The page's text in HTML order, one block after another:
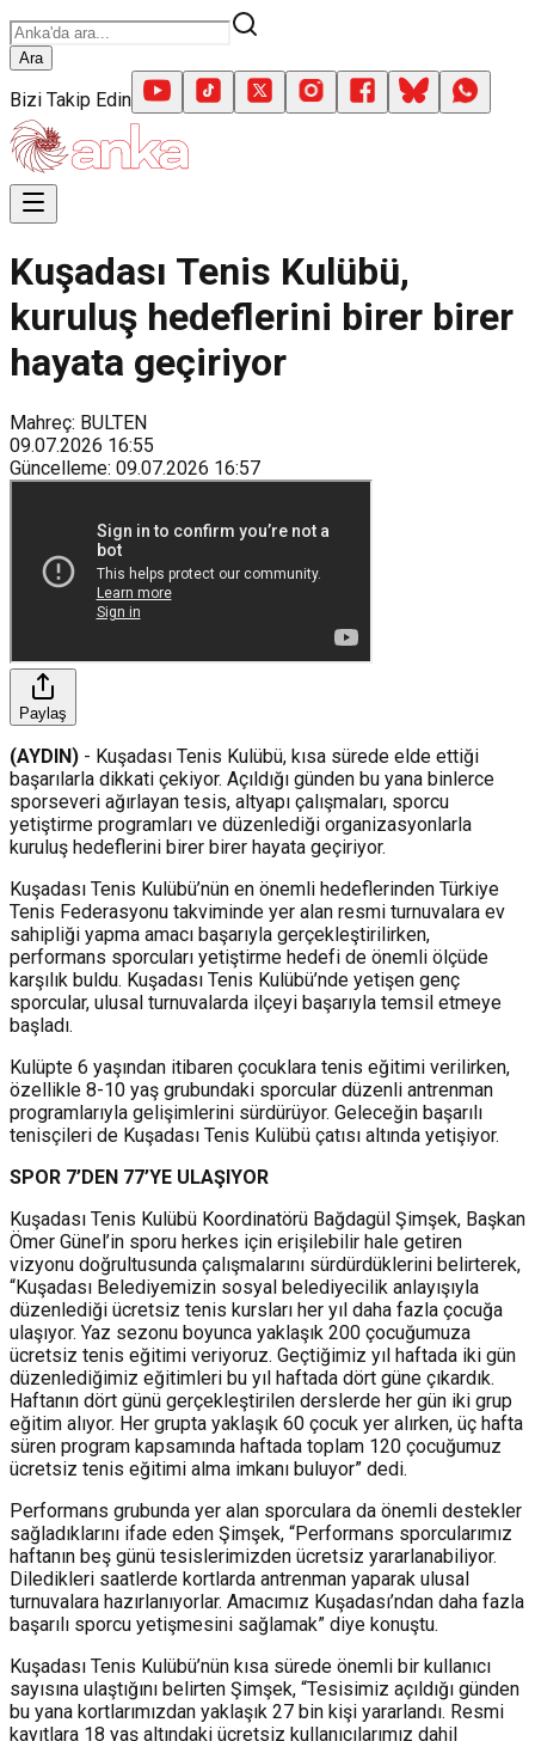
Ara
Bizi Takip Edin
Kuşadası Tenis Kulübü,
kuruluş hedeflerini birer birer
hayata geçiriyor
Mahreç: BULTEN
09.07.2026 16:55
Güncelleme: 09.07.2026 16:57
Paylaş
(AYDIN) - Kuşadası Tenis Kulübü, kısa sürede elde ettiği
başarılarla dikkati çekiyor. Açıldığı günden bu yana binlerce
sporseveri ağırlayan tesis, altyapı çalışmaları, sporcu
yetiştirme programları ve düzenlediği organizasyonlarla
kuruluş hedeflerini birer birer hayata geçiriyor.
Kuşadası Tenis Kulübü’nün en önemli hedeflerinden Türkiye
Tenis Federasyonu takviminde yer alan resmi turnuvalara ev
sahipliği yapma amacı başarıyla gerçekleştirilirken,
performans sporcuları yetiştirme hedefi de önemli ölçüde
karşılık buldu. Kuşadası Tenis Kulübü’nde yetişen genç
sporcular, ulusal turnuvalarda ilçeyi başarıyla temsil etmeye
başladı.
Kulüpte 6 yaşından itibaren çocuklara tenis eğitimi verilirken,
özellikle 8-10 yaş grubundaki sporcular düzenli antrenman
programlarıyla gelişimlerini sürdürüyor. Geleceğin başarılı
tenisçileri de Kuşadası Tenis Kulübü çatısı altında yetişiyor.
SPOR 7’DEN 77’YE ULAŞIYOR
Kuşadası Tenis Kulübü Koordinatörü Bağdagül Şimşek, Başkan
Ömer Günel’in sporu herkes için erişilebilir hale getiren
vizyonu doğrultusunda çalışmalarını sürdürdüklerini belirterek,
“Kuşadası Belediyemizin sosyal belediyecilik anlayışıyla
düzenlediği ücretsiz tenis kursları her yıl daha fazla çocuğa
ulaşıyor. Yaz sezonu boyunca yaklaşık 200 çocuğumuza
ücretsiz tenis eğitimi veriyoruz. Geçtiğimiz yıl haftada iki gün
düzenlediğimiz eğitimleri bu yıl haftada dört güne çıkardık.
Haftanın dört günü gerçekleştirilen derslerde her gün iki grup
eğitim alıyor. Her grupta yaklaşık 60 çocuk yer alırken, üç hafta
süren program kapsamında haftada toplam 120 çocuğumuz
ücretsiz tenis eğitimi alma imkanı buluyor” dedi.
Performans grubunda yer alan sporculara da önemli destekler
sağladıklarını ifade eden Şimşek, “Performans sporcularımız
haftanın beş günü tesislerimizden ücretsiz yararlanabiliyor.
Diledikleri saatlerde kortlarda antrenman yaparak ulusal
turnuvalara hazırlanıyorlar. Amacımız Kuşadası’ndan daha fazla
başarılı sporcu yetişmesini sağlamak” diye konuştu.
Kuşadası Tenis Kulübü’nün kısa sürede önemli bir kullanıcı
sayısına ulaştığını belirten Şimşek, “Tesisimiz açıldığı günden
bu yana kortlarımızdan yaklaşık 27 bin kişi yararlandı. Resmi
kayıtlara 18 yaş altındaki ücretsiz kullanıcılarımız dahil